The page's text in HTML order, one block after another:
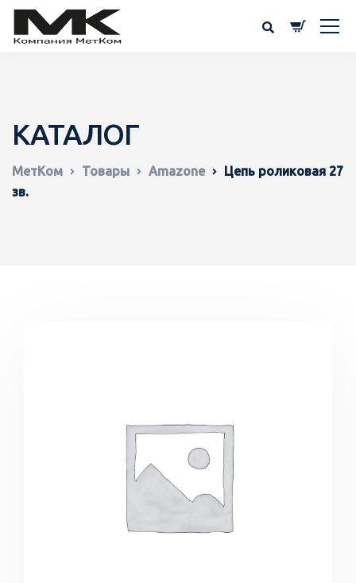
КАТАЛОГ
МетКом Товары Amazone
Цепь роликовая 27
зв.